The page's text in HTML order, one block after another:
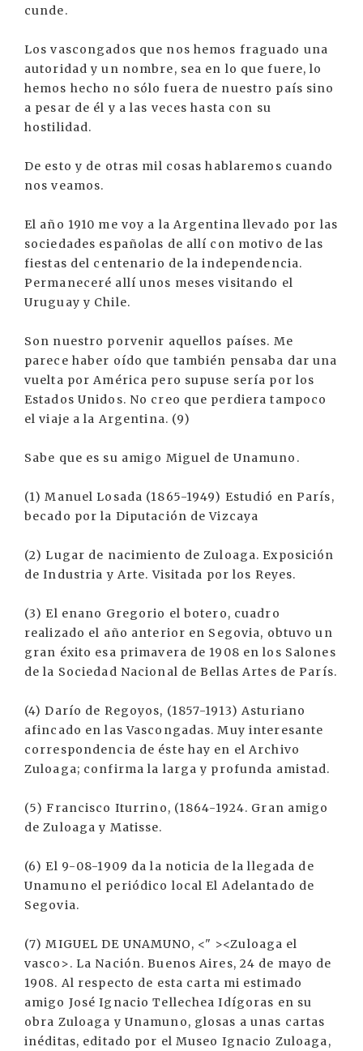
cunde.
Los vascongados que nos hemos fraguado una
autoridad y un nombre, sea en lo que fuere, lo
hemos hecho no sólo fuera de nuestro país sino
a pesar de él y a las veces hasta con su
hostilidad.
De esto y de otras mil cosas hablaremos cuando
nos veamos.
El año 1910 me voy a la Argentina llevado por las
sociedades españolas de allí con motivo de las
fiestas del centenario de la independencia.
Permaneceré allí unos meses visitando el
Uruguay y Chile.
Son nuestro porvenir aquellos países. Me
parece haber oído que también pensaba dar una
vuelta por América pero supuse sería por los
Estados Unidos. No creo que perdiera tampoco
el viaje a la Argentina. (9)
Sabe que es su amigo Miguel de Unamuno.
(1) Manuel Losada (1865-1949) Estudió en París,
becado por la Diputación de Vizcaya
(2) Lugar de nacimiento de Zuloaga. Exposición
de Industria y Arte. Visitada por los Reyes.
(3) El enano Gregorio el botero, cuadro
realizado el año anterior en Segovia, obtuvo un
gran éxito esa primavera de 1908 en los Salones
de la Sociedad Nacional de Bellas Artes de París.
(4) Darío de Regoyos, (1857-1913) Asturiano
afincado en las Vascongadas. Muy interesante
correspondencia de éste hay en el Archivo
Zuloaga; confirma la larga y profunda amistad.
(5) Francisco Iturrino, (1864-1924. Gran amigo
de Zuloaga y Matisse.
(6) El 9-08-1909 da la noticia de la llegada de
Unamuno el periódico local El Adelantado de
Segovia.
(7) MIGUEL DE UNAMUNO, <" ><Zuloaga el
vasco>. La Nación. Buenos Aires, 24 de mayo de
1908. Al respecto de esta carta mi estimado
amigo José Ignacio Tellechea Idígoras en su
obra Zuloaga y Unamuno, glosas a unas cartas
inéditas, editado por el Museo Ignacio Zuloaga,